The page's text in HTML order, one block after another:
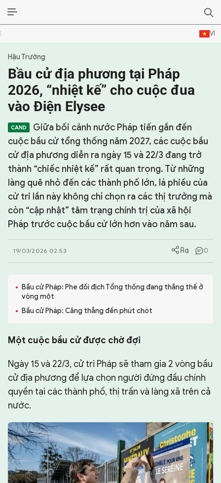
VI
SỰ KIỆN & BÌNH LUẬN
HẬU TRƯỜNG
KINH TẾ - VĂN HÓA - THỂ THAO
HỒ SƠ MẬT
PHÓNG SỰ
HỒ SƠ INTERPOL
VỤ ÁN NỔI TIẾNG
TƯ LIỆU
Hậu Trường
Bầu cử địa phương tại Pháp
2026, “nhiệt kế” cho cuộc đua
vào Điện Elysee
Giữa bối cảnh nước Pháp tiến gần đến
cuộc bầu cử tổng thống năm 2027, các cuộc bầu
cử địa phương diễn ra ngày 15 và 22/3 đang trở
thành “chiếc nhiệt kế” rất quan trọng. Từ những
làng quê nhỏ đến các thành phố lớn, lá phiếu của
cử tri lần này không chỉ chọn ra các thị trưởng mà
còn “cập nhật” tâm trạng chính trị của xã hội
Pháp trước cuộc bầu cử lớn hơn vào năm sau.
19/03/2026 02:53 0
Bầu cử Pháp: Phe đối địch Tổng thống đang thắng thế ở
vòng một
Bầu cử Pháp: Căng thẳng đến phút chót
Một cuộc bầu cử được chờ đợi
Ngày 15 và 22/3, cử tri Pháp sẽ tham gia 2 vòng bầu
cử địa phương để lựa chọn người đứng đầu chính
quyền tại các thành phố, thị trấn và làng xã trên cả
nước.